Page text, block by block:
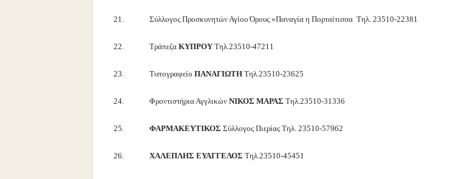
21. Σύλλογος Προσκυνητών Αγίου Όρους «Παναγία η Πορταίτισσα Τηλ. 23510-22381
22. Τράπεζα ΚΥΠΡΟΥ Τηλ.23510-47211
23. Τυπογραφείο ΠΑΝΑΓΙΩΤΗ Τηλ.23510-23625
24. Φροντιστήρια Αγγλικών ΝΙΚΟΣ ΜΑΡΑΣ Τηλ.23510-31336
25. ΦΑΡΜΑΚΕΥΤΙΚΟΣ Σύλλογος Πιερίας Τηλ. 23510-57962
26. ΧΑΛΕΠΛΗΣ ΕΥΑΓΓΕΛΟΣ Τηλ.23510-45451